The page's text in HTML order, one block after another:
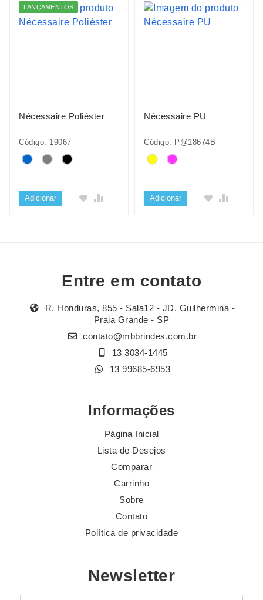
LANÇAMENTOS
Nécessaire Poliéster
Código: 19067
Adicionar
Nécessaire PU
Código: P@18674B
Adicionar
Entre em contato
R. Honduras, 855 - Sala12 - JD. Guilhermina -
Praia Grande - SP
contato@mbbrindes.com.br
13 3034-1445
13 99685-6953
Informações
Página Inicial
Lista de Desejos
Comparar
Carrinho
Sobre
Contato
Política de privacidade
Newsletter